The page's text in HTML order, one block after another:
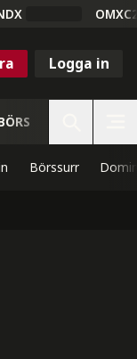
Logga in
Börssurr